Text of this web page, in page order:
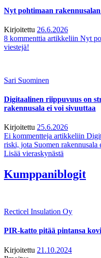
Nyt pohtimaan
Kirjoitettu 26.6.2026
8 kommenttia artikkeliin Nyt
viestejä!
Sari Suominen
Digitaalinen riippuvuus on
rakennusala ei voi sivuuttaa
Kirjoitettu 25.6.2026
Ei kommentteja artikkeliin
riski, jota Suomen rakennusala
Lisää vieraskynästä
Kumppaniblogit
Recticel Insulation Oy
PIR-katto pitää pintansa
Kirjoitettu 21.10.2024